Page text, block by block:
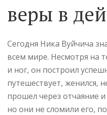
веры в
Сегодня Ника Вуйчича
всем мире. Несмотря на
и ног, он построил
путешествует, женился,
прошел через отчаяние
но они не сломили его,